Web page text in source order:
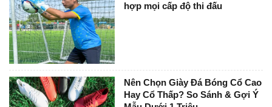
hợp mọi cấp độ thi đấu
Nên Chọn Giày Đá Bóng Cổ Cao
Hay Cổ Thấp? So Sánh & Gợi Ý